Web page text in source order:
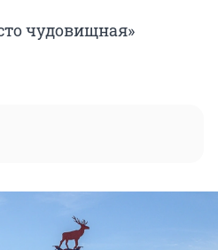
чудовищная»